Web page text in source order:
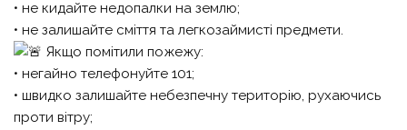
• не кидайте недопалки на землю;
• не залишайте сміття та легкозаймисті предмети.
Якщо помітили пожежу:
• негайно телефонуйте 101;
• швидко залишайте небезпечну територію, рухаючись
проти вітру;